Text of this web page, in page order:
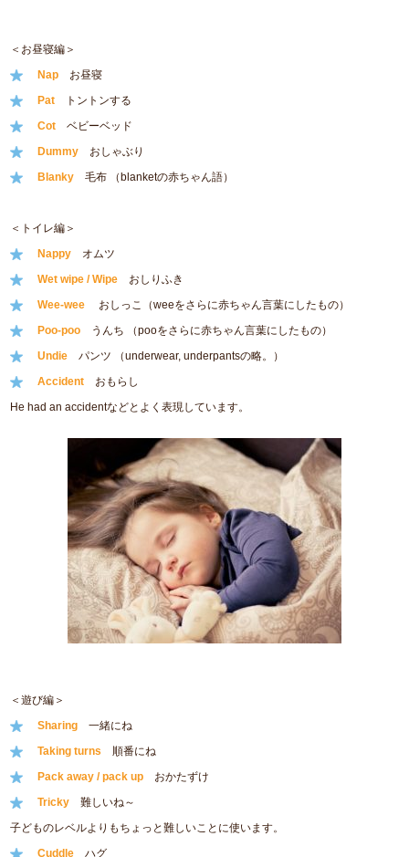
＜お昼寝編＞
Nap お昼寝
Pat
トントンする
Cotベビーベッド
Dummy おしゃぶり
Blanky毛布 （blanketの赤ちゃん語）
＜トイレ編＞
Nappy オムツ
Wet wipe / Wipe おしりふき
Wee-wee おしっこ（weeをさらに赤ちゃん言葉にしたもの）
Poo-poo
うんち （pooをさらに赤ちゃん言葉にしたもの）
Undieパンツ （underwear, underpantsの略。）
Accident おもらし
He had an accidentなどとよく表現しています。
＜遊び編＞
Sharing一緒にね
Taking turns
順番にね
Pack away / pack up おかたずけ
Tricky難しいね～
子どものレベルよりもちょっと難しいことに使います。
Cuddleハグ